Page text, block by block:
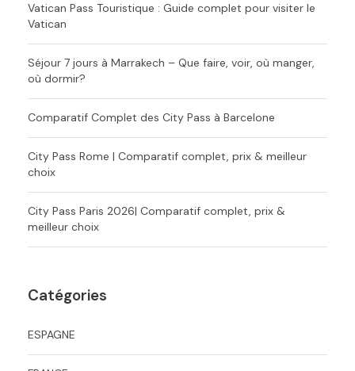
Vatican Pass Touristique : Guide complet pour visiter le
Vatican
Séjour 7 jours à Marrakech – Que faire, voir, où manger,
où dormir?
Comparatif Complet des City Pass à Barcelone
City Pass Rome | Comparatif complet, prix & meilleur
choix
City Pass Paris 2026| Comparatif complet, prix &
meilleur choix
Catégories
ESPAGNE